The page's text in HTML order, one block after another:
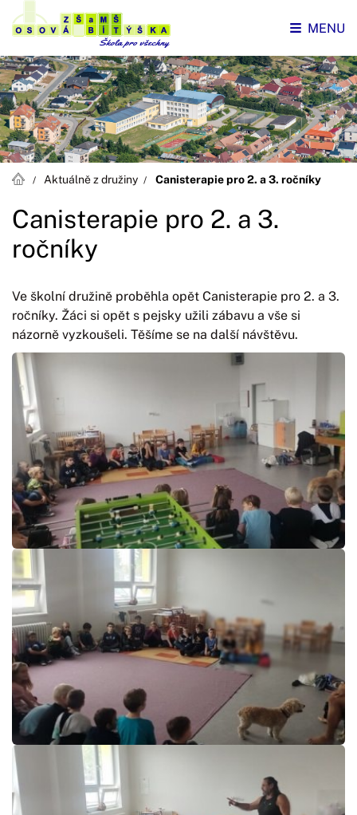
MENU
Aktuálně z družiny Canisterapie pro 2. a 3. ročníky
Canisterapie pro 2. a 3.
ročníky
Ve školní družině proběhla opět Canisterapie pro 2. a 3.
ročníky. Žáci si opět s pejsky užili zábavu a vše si
názorně vyzkoušeli. Těšíme se na další návštěvu.